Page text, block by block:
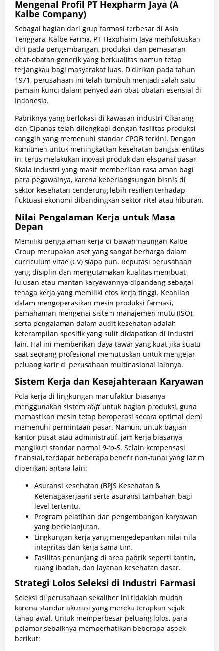
Mengenal Profil PT Hexpharm Jaya (A
Kalbe Company)
Sebagai bagian dari grup farmasi terbesar di Asia
Tenggara, Kalbe Farma, PT Hexpharm Jaya memfokuskan
diri pada pengembangan, produksi, dan pemasaran
obat-obatan generik yang berkualitas namun tetap
terjangkau bagi masyarakat luas. Didirikan pada tahun
1971, perusahaan ini telah tumbuh menjadi salah satu
pemain kunci dalam penyediaan obat-obatan esensial di
Indonesia.
Pabriknya yang berlokasi di kawasan industri Cikarang
dan Cipanas telah dilengkapi dengan fasilitas produksi
canggih yang memenuhi standar CPOB terkini. Dengan
komitmen untuk meningkatkan kesehatan bangsa, entitas
ini terus melakukan inovasi produk dan ekspansi pasar.
Skala industri yang masif memberikan rasa aman bagi
para pegawainya, karena keberlangsungan bisnis di
sektor kesehatan cenderung lebih resilien terhadap
fluktuasi ekonomi dibandingkan sektor ritel atau hiburan.
Nilai Pengalaman Kerja untuk Masa
Depan
Memiliki pengalaman kerja di bawah naungan Kalbe
Group merupakan aset yang sangat berharga dalam
curriculum vitae (CV) siapa pun. Reputasi perusahaan
yang disiplin dan mengutamakan kualitas membuat
lulusan atau mantan karyawannya dipandang sebagai
tenaga kerja yang memiliki etos kerja tinggi. Keahlian
dalam mengoperasikan mesin produksi farmasi,
pemahaman mengenai sistem manajemen mutu (ISO),
serta pengalaman dalam audit kesehatan adalah
keterampilan spesifik yang sulit didapatkan di industri
lain. Hal ini memberikan daya tawar yang kuat jika suatu
saat seorang profesional memutuskan untuk mengejar
peluang karir di perusahaan multinasional lainnya.
Sistem Kerja dan Kesejahteraan Karyawan
Pola kerja di lingkungan manufaktur biasanya
menggunakan sistem shift untuk bagian produksi, guna
memastikan mesin tetap beroperasi secara optimal demi
memenuhi permintaan pasar. Namun, untuk bagian
kantor pusat atau administratif, jam kerja biasanya
mengikuti standar normal 9-to-5. Selain kompensasi
finansial, terdapat beberapa benefit non-tunai yang lazim
diberikan, antara lain:
Asuransi kesehatan (BPJS Kesehatan &
Ketenagakerjaan) serta asuransi tambahan bagi
level tertentu.
Program pelatihan dan pengembangan karyawan
yang berkelanjutan.
Lingkungan kerja yang mengedepankan nilai-nilai
integritas dan kerja sama tim.
Fasilitas penunjang di area pabrik seperti kantin,
ruang ibadah, dan layanan kesehatan dasar.
Strategi Lolos Seleksi di Industri Farmasi
Seleksi di perusahaan sekaliber ini tidaklah mudah
karena standar akurasi yang mereka terapkan sejak
tahap awal. Untuk memperbesar peluang lolos, para
pelamar sebaiknya memperhatikan beberapa aspek
berikut: